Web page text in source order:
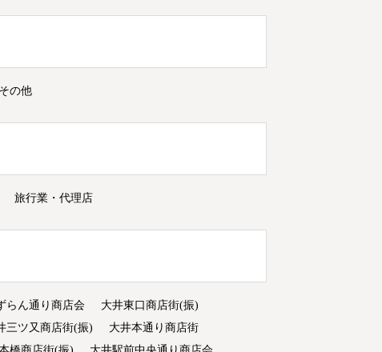
の他
旅行業・代理店
らん通り商店会
大井東口商店街(振)
三ツ又商店街(振)
大井本通り商店街